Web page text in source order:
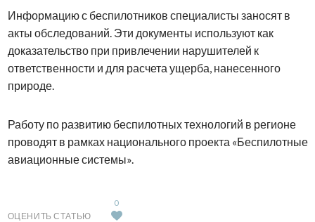
Информацию с беспилотников специалисты заносят в
акты обследований. Эти документы используют как
доказательство при привлечении нарушителей к
ответственности и для расчета ущерба, нанесенного
природе.
Работу по развитию беспилотных технологий в регионе
проводят в рамках национального проекта «Беспилотные
авиационные системы».
ОЦЕНИТЬ СТАТЬЮ
0